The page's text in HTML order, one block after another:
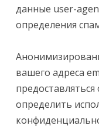
данные user-
определения
вашего адреса
определить